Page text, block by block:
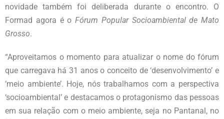
novidade também foi deliberada durante o encontro. O
Formad agora é o Fórum Popular Socioambiental de Mato
Grosso.
“Aproveitamos o momento para atualizar o nome do fórum
que carregava há 31 anos o conceito de ‘desenvolvimento’ e
‘meio ambiente’. Hoje, nós trabalhamos com a perspectiva
‘socioambiental’ e destacamos o protagonismo das pessoas
em sua relação com o meio ambiente, seja no Pantanal, no